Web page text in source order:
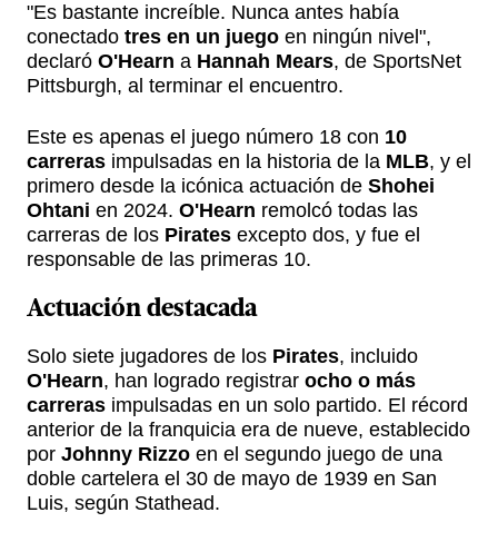
"Es bastante increíble. Nunca antes había
conectado tres en un juego en ningún nivel",
declaró O'Hearn a Hannah Mears, de SportsNet
Pittsburgh, al terminar el encuentro.
Este es apenas el juego número 18 con 10
carreras impulsadas en la historia de la MLB, y el
primero desde la icónica actuación de Shohei
Ohtani en 2024. O'Hearn remolcó todas las
carreras de los Pirates excepto dos, y fue el
responsable de las primeras 10.
Actuación destacada
Solo siete jugadores de los Pirates, incluido
O'Hearn, han logrado registrar ocho o más
carreras impulsadas en un solo partido. El récord
anterior de la franquicia era de nueve, establecido
por Johnny Rizzo en el segundo juego de una
doble cartelera el 30 de mayo de 1939 en San
Luis, según Stathead.